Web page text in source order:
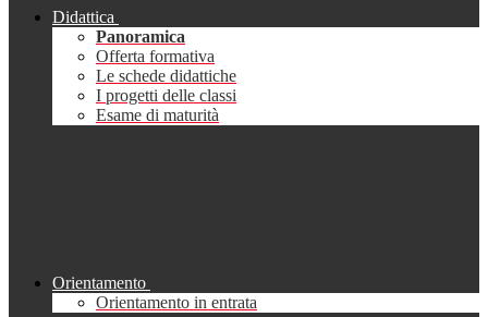
Didattica
Panoramica
Offerta formativa
Le schede didattiche
I progetti delle classi
Esame di maturità
Orientamento
Orientamento in entrata